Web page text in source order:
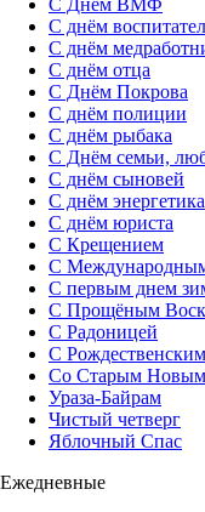
С Днём ВМФ
С днём
С днём
С днём отца
С Днём Покрова
С днём полиции
С днём рыбака
С Днём семьи,
С днём сыновей
С днём энергетика
С днём юриста
С Крещением
С
С первым днем
С Прощёным
С Радоницей
С
Со Старым
Ураза-Байрам
Чистый четверг
Яблочный Спас
Ежедневные